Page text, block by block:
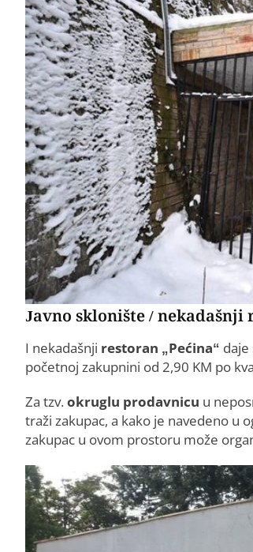
Javno sklonište / nekadašnji
I nekadašnji restoran „Pećina“
početnoj zakupnini od 2,90 KM po
Za tzv.okruglu prodavnicu u
traži zakupac, a kako je navedeno u
zakupac u ovom prostoru može